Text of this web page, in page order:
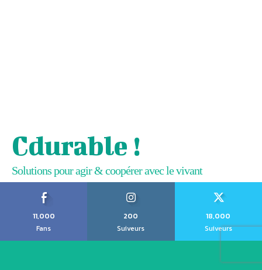
Cdurable !
Solutions pour agir & coopérer avec le vivant
11,000
Fans
200
Suiveurs
18,000
Suiveurs